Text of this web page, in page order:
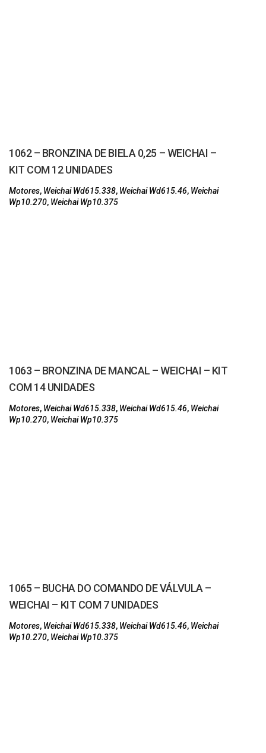
1062 – BRONZINA DE BIELA 0,25 – WEICHAI –
KIT COM 12 UNIDADES
Motores, Weichai Wd615.338, Weichai Wd615.46, Weichai
Wp10.270, Weichai Wp10.375
1063 – BRONZINA DE MANCAL – WEICHAI – KIT
COM 14 UNIDADES
Motores, Weichai Wd615.338, Weichai Wd615.46, Weichai
Wp10.270, Weichai Wp10.375
1065 – BUCHA DO COMANDO DE VÁLVULA –
WEICHAI – KIT COM 7 UNIDADES
Motores, Weichai Wd615.338, Weichai Wd615.46, Weichai
Wp10.270, Weichai Wp10.375